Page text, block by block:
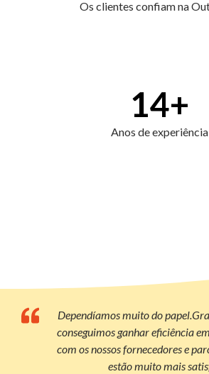
Os clientes confiam na
14+
Anos de experiência
Dependíamos muito do
conseguimos ganhar eficiência
com os nossos fornecedores e
estão muito mais